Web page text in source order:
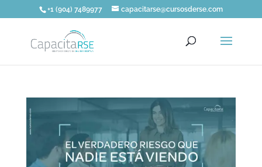
+1 (904) 7489977 capacitarse@cursosderse.com